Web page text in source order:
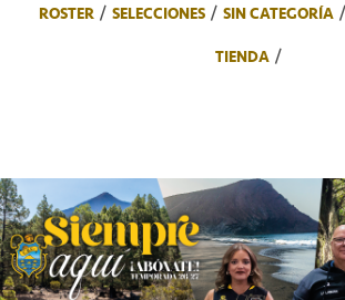
ROSTER
SELECCIONES SIN CATEGORÍA
TIENDA